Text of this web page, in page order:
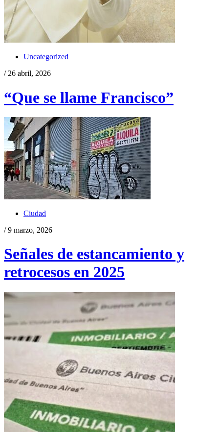
Uncategorized
/ 26 abril, 2026
“Que se llame Francisco”
Ciudad
/ 9 marzo, 2026
Señales de estancamiento y
retrocesos en 2025